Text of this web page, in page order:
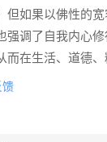
但如果以佛性的
强调了自我内心
而在生活、道德、
馈